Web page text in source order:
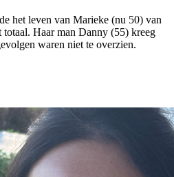
het leven van Marieke (nu 50) van
totaal. Haar man Danny (55) kreeg
waren niet te overzien.